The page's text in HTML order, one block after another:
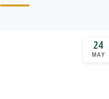
24
MAY